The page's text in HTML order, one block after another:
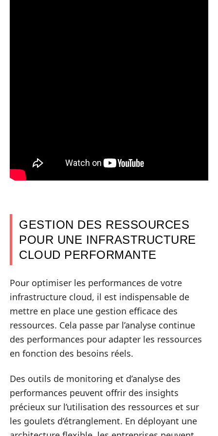
GESTION DES RESSOURCES
POUR UNE INFRASTRUCTURE
CLOUD PERFORMANTE
Pour optimiser les performances de votre
infrastructure cloud, il est indispensable de
mettre en place une gestion efficace des
ressources. Cela passe par l’analyse continue
des performances pour adapter les ressources
en fonction des besoins réels.
Des outils de monitoring et d’analyse des
performances peuvent offrir des insights
précieux sur l’utilisation des ressources et sur
les goulets d’étranglement. En déployant une